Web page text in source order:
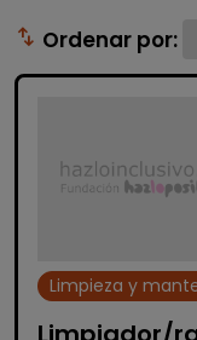
swap_vert Ordenar por:
Limpieza y